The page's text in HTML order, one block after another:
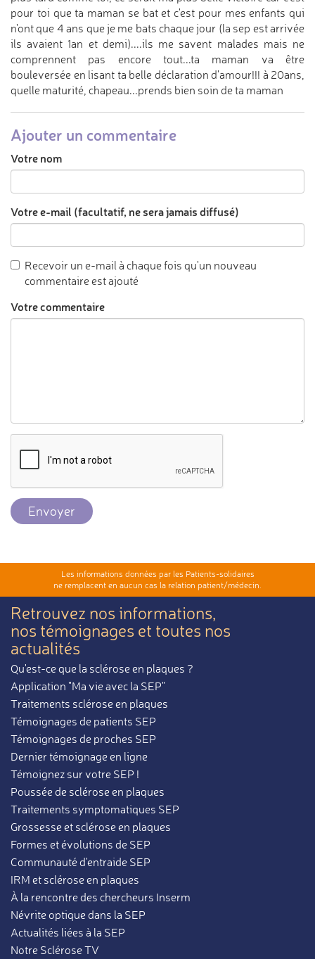
pour toi que ta maman se bat et c'est pour mes enfants qui
n'ont que 4 ans que je me bats chaque jour (la sep est arrivée
ils avaient 1an et demi)....ils me savent malades mais ne
comprennent pas encore tout...ta maman va être
bouleversée en lisant ta belle déclaration d'amour!!! à 20ans,
quelle maturité, chapeau...prends bien soin de ta maman
Ajouter un commentaire
Votre nom
Votre e-mail (facultatif, ne sera jamais diffusé)
Recevoir un e-mail à chaque fois qu'un nouveau
commentaire est ajouté
Votre commentaire
Envoyer
Les informations données par les Patients-solidaires
ne remplacent en aucun cas la relation patient/médecin.
Retrouvez nos informations,
nos témoignages et toutes nos
actualités
Qu'est-ce que la sclérose en plaques ?
Application "Ma vie avec la SEP"
Traitements sclérose en plaques
Témoignages de patients SEP
Témoignages de proches SEP
Dernier témoignage en ligne
Témoignez sur votre SEP !
Poussée de sclérose en plaques
Traitements symptomatiques SEP
Grossesse et sclérose en plaques
Formes et évolutions de SEP
Communauté d'entraide SEP
IRM et sclérose en plaques
À la rencontre des chercheurs Inserm
Névrite optique dans la SEP
Actualités liées à la SEP
Notre Sclérose TV